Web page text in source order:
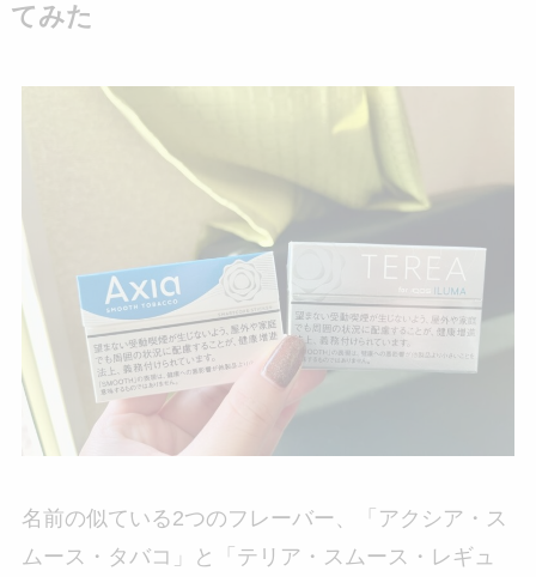
てみた
名前の似ている2つのフレーバー、「アクシア・ス
ムース・タバコ」と「テリア・スムース・レギュ